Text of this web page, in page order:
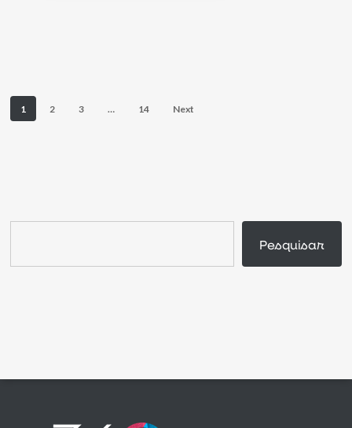
1 2 3 … 14 Next
Pesquisar